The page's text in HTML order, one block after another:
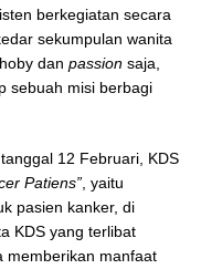
berkegiatan secara
sekumpulan wanita
dan passion saja,
sebuah misi berbagi
12 Februari, KDS
Patiens” , yaitu
pasien kanker, di
KDS yang terlibat
memberikan manfaat